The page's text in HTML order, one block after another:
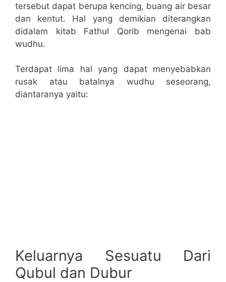
tersebut dapat berupa kencing, buang air besar
dan kentut. Hal yang demikian diterangkan
didalam kitab Fathul Qorib mengenai bab
wudhu.
Terdapat lima hal yang dapat menyebabkan
rusak atau batalnya wudhu seseorang,
diantaranya yaitu:
Keluarnya Sesuatu Dari
Qubul dan Dubur